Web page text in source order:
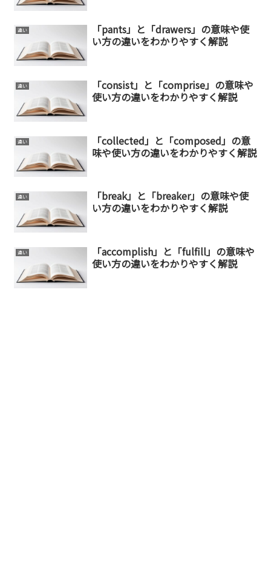
違い
「pants」と「drawers」の意味や使
い方の違いをわかりやすく解説
違い
「consist」と「comprise」の意味や
使い方の違いをわかりやすく解説
違い
「collected」と「composed」の意
味や使い方の違いをわかりやすく解説
違い
「break」と「breaker」の意味や使
い方の違いをわかりやすく解説
違い
「accomplish」と「fulfill」の意味や
使い方の違いをわかりやすく解説